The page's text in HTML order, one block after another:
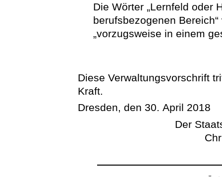
Die Wörter „Lernfeld oder
berufsbezogenen
„vorzugsweise in einem
Diese Verwaltungsvorschrift
Kraft.
Dresden, den 30. April 2018
Der